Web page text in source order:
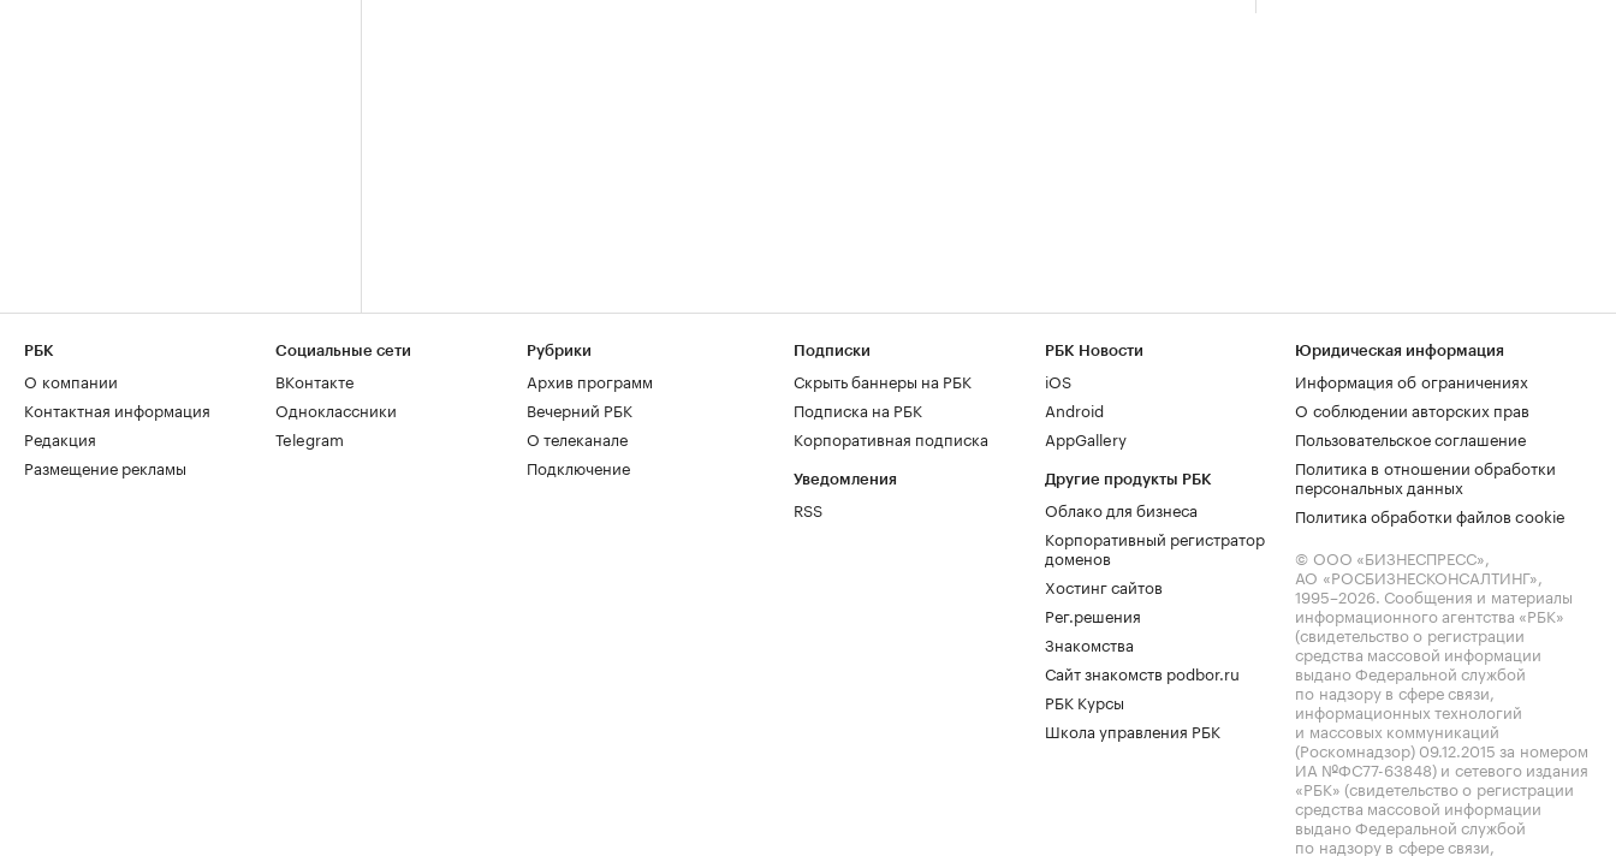
РБК
О компании
Контактная информация
Редакция
Размещение рекламы
Социальные сети
ВКонтакте
Одноклассники
Telegram
Рубрики
Архив программ
Вечерний РБК
О телеканале
Подключение
Подписки
Скрыть баннеры на РБК
Подписка на РБК
Корпоративная подписка
Уведомления
RSS
РБК Новости
iOS
Android
AppGallery
Другие продукты РБК
Облако для бизнеса
Корпоративный регистратор
доменов
Хостинг сайтов
Рег.решения
Знакомства
Сайт знакомств podbor.ru
РБК Курсы
Школа управления РБК
Юридическая информация
Информация об ограничениях
О соблюдении авторских прав
Пользовательское соглашение
Политика в отношении обработки
персональных данных
Политика обработки файлов cookie
© ООО «БИЗНЕСПРЕСС»,
АО «РОСБИЗНЕСКОНСАЛТИНГ»,
1995–2026. Сообщения и материалы
информационного агентства «РБК»
(свидетельство о регистрации
средства массовой информации
выдано Федеральной службой
по надзору в сфере связи,
информационных технологий
и массовых коммуникаций
(Роскомнадзор) 09.12.2015 за номером
ИА №ФС77-63848) и сетевого издания
«РБК» (свидетельство о регистрации
средства массовой информации
выдано Федеральной службой
по надзору в сфере связи,